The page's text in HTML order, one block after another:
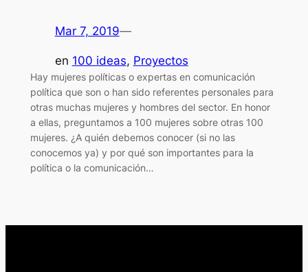
Mar 7, 2019—
en 100 ideas, Proyectos
Hay mujeres políticas o expertas en comunicación
política que son o han sido referentes personales para
otras muchas mujeres y hombres del sector. En honor
a ellas, preguntamos a 100 mujeres sobre otras 100
mujeres. ¿A quién debemos conocer (si no las
conocemos ya) y por qué son importantes para la
política o la comunicación…